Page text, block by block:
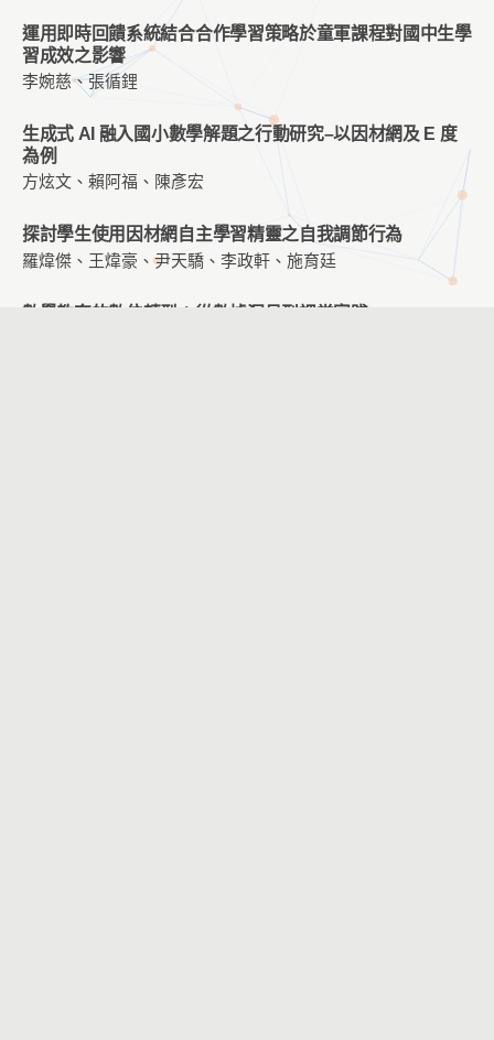
運用即時回饋系統結合合作學習策略於童軍課程對國中生學
習成效之影響
李婉慈、張循鋰
生成式 AI 融入國小數學解題之行動研究–以因材網及 E 度
為例
方炫文、賴阿福、陳彥宏
探討學生使用因材網自主學習精靈之自我調節行為
羅煒傑、王煒豪、尹天驕、李政軒、施育廷
數學教育的數位轉型：從數據洞見到課堂實踐